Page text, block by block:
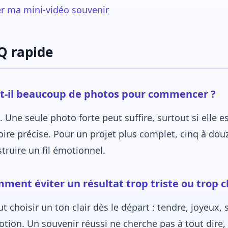
ma mini-vidéo souvenir
rapide
il beaucoup de photos pour commencer ?
Une seule photo forte peut suffire, surtout si elle
précise. Pour un projet plus complet, cinq à
un fil émotionnel.
éviter un résultat trop triste ou trop
choisir un ton clair dès le départ : tendre,
Un souvenir réussi ne cherche pas à tout